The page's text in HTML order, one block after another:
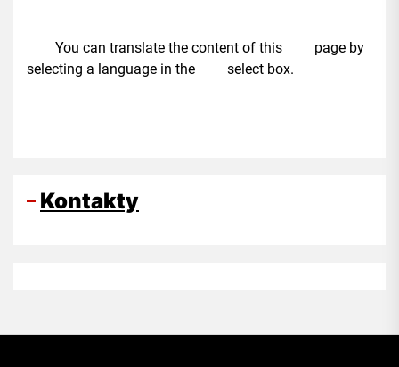
You can translate the content of this page by
selecting a language in the select box.
Kontakty